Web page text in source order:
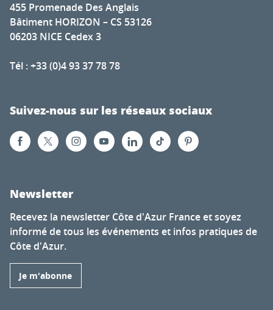
455 Promenade Des Anglais
Bâtiment HORIZON – CS 53126
06203 NICE Cedex 3
Tél : +33 (0)4 93 37 78 78
Suivez-nous sur les réseaux sociaux
Newsletter
Recevez la newsletter Côte d'Azur France et soyez
informé de tous les événements et infos pratiques de
Côte d'Azur.
Je m'abonne